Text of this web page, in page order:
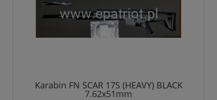
Karabin FN SCAR 17S (HEAVY) BLACK
7.62x51mm